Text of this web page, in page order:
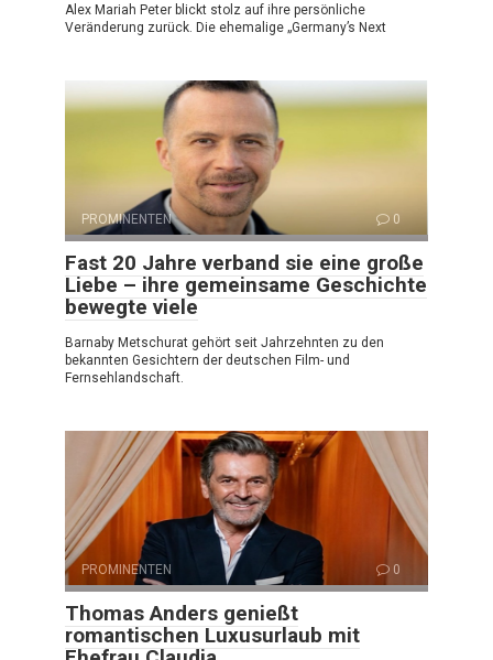
Alex Mariah Peter blickt stolz auf ihre persönliche
Veränderung zurück. Die ehemalige „Germany’s Next
PROMINENTEN 0
Fast 20 Jahre verband sie eine große
Liebe – ihre gemeinsame Geschichte
bewegte viele
Barnaby Metschurat gehört seit Jahrzehnten zu den
bekannten Gesichtern der deutschen Film- und
Fernsehlandschaft.
PROMINENTEN 0
Thomas Anders genießt
romantischen Luxusurlaub mit